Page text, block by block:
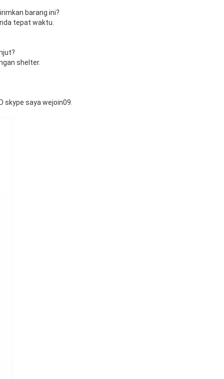
barang ini?
tepat waktu.
shelter.
skype saya wejoin09.